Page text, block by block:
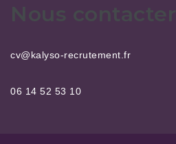
Nous contacter
cv@kalyso-recrutement.fr
06 14 52 53 10